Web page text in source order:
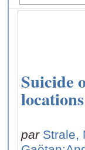
Suicide
par Strale,